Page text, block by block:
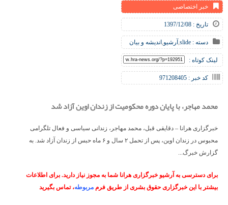
خبر اختصاصی
تاریخ : 1397/12/08
دسته : slide
,آرشیو,اندیشه و بیان
لینک کوتاه :
کد خبر : 971208405
محمد مهاجر، با پایان دوره محکومیت از زندان اوین آزاد شد
خبرگزاری هرانا – دقایقی قبل، محمد مهاجر، زندانی سیاسی و فعال تلگرامی
محبوس در زندان اوین، پس از تحمل ۲ سال و ۶ ماه حبس از زندان آزاد شد. به
گزارش خبرگ...
برای دسترسی به آرشیو خبرگزاری هرانا شما به مجوز نیاز دارید. برای اطلاعات
بیشتر با این خبرگزاری حقوق بشری از طریق فرم مربوطه، تماس بگیرید